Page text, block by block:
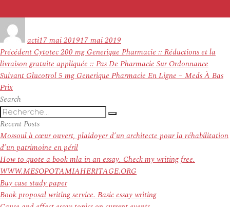
actile
17 mai 201917 mai 2019
Navigation
de
l’article
Précédent Article
précédent :
Cytotec 200 mg Generique Pharmacie :: Réductions et la
livraison gratuite appliquée :: Pas De Pharmacie Sur Ordonnance
Suivant Article
Glucotrol 5 mg Generique Pharmacie En Ligne – Meds À Bas
Prix
Search
Recherche
pour
:
Recherche
Recent Posts
Mossoul à cœur ouvert, plaidoyer d’un architecte pour la réhabilitation
d’un patrimoine en péril
How to quote a book mla in an essay. Check my writing free.
WWW.MESOPOTAMIAHERITAGE.ORG
Buy case study paper
Book proposal writing service. Basic essay writing